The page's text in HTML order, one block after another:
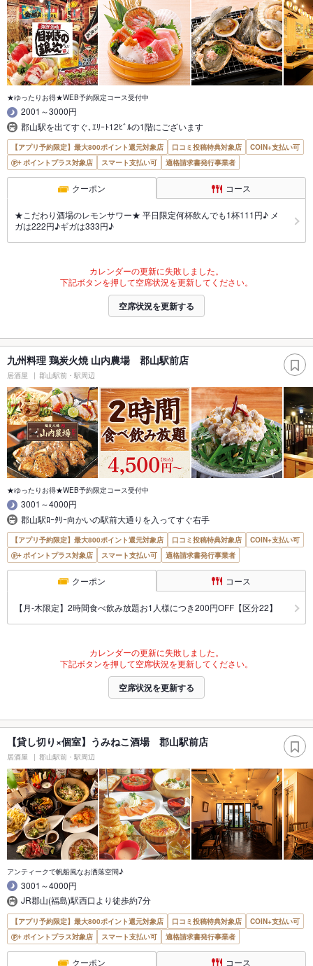
★ゆったりお得★WEB予約限定コース受付中
2001～3000円
郡山駅を出てすぐ､ｴﾘｰﾄ12ﾋﾞﾙの1階にございます
【アプリ予約限定】最大800ポイント還元対象店 口コミ投稿特典対象店
COIN+支払い可
ポイントプラス対象店
スマート支払い可 適格請求書発行事業者
クーポン コース
★こだわり酒場のレモンサワー★ 平日限定何杯飲んでも1杯111円♪ メ
ガは222円♪ギガは333円♪
カレンダーの更新に失敗しました。
下記ボタンを押して空席状況を更新してください。
空席状況を更新する
九州料理 鶏炭火焼 山内農場 郡山駅前店
居酒屋 郡山駅前・駅周辺
★ゆったりお得★WEB予約限定コース受付中
3001～4000円
郡山駅ﾛｰﾀﾘｰ向かいの駅前大通りを入ってすぐ右手
【アプリ予約限定】最大800ポイント還元対象店 口コミ投稿特典対象店
COIN+支払い可
ポイントプラス対象店
スマート支払い可 適格請求書発行事業者
クーポン コース
【月‐木限定】2時間食べ飲み放題お1人様につき200円OFF【区分22】
カレンダーの更新に失敗しました。
下記ボタンを押して空席状況を更新してください。
空席状況を更新する
【貸し切り×個室】うみねこ酒場 郡山駅前店
居酒屋 郡山駅前・駅周辺
アンティークで帆船風なお洒落空間♪
3001～4000円
JR郡山(福島)駅西口より徒歩約7分
【アプリ予約限定】最大800ポイント還元対象店 口コミ投稿特典対象店
COIN+支払い可
ポイントプラス対象店
スマート支払い可 適格請求書発行事業者
クーポン コース